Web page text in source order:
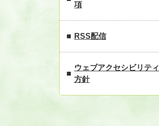
項
RSS配信
ウェブアクセシビリティ
方針